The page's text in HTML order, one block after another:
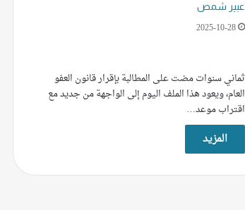
عبير شمص
2025-10-28
ثماني سنوات مضت على المطالبة بإقرار قانون العفو
العام، ويعود هذا الملف اليوم إلى الواجهة من جديد مع
اقتراب موعد…
المزيد